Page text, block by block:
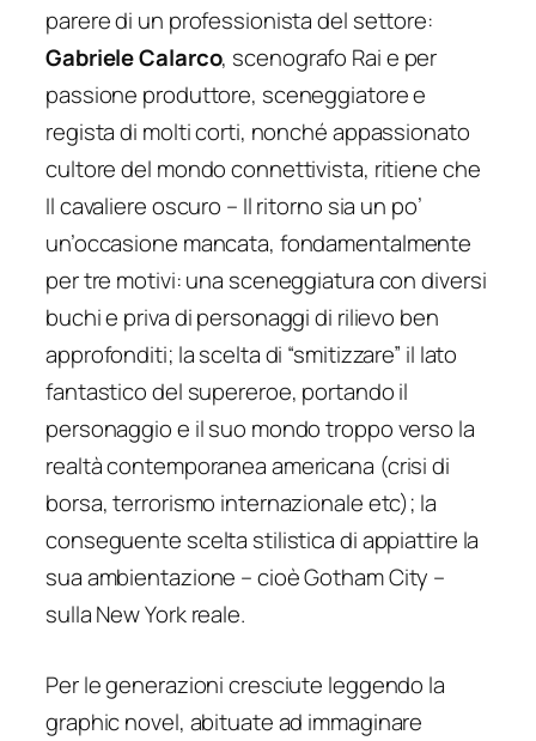
parere di un professionista del settore:
Gabriele Calarco, scenografo Rai e per
passione produttore, sceneggiatore e
regista di molti corti, nonché appassionato
cultore del mondo connettivista, ritiene che
Il cavaliere oscuro – Il ritorno sia un po’
un’occasione mancata, fondamentalmente
per tre motivi: una sceneggiatura con diversi
buchi e priva di personaggi di rilievo ben
approfonditi; la scelta di “smitizzare” il lato
fantastico del supereroe, portando il
personaggio e il suo mondo troppo verso la
realtà contemporanea americana (crisi di
borsa, terrorismo internazionale etc); la
conseguente scelta stilistica di appiattire la
sua ambientazione – cioè Gotham City –
sulla New York reale.
Per le generazioni cresciute leggendo la
graphic novel, abituate ad immaginare